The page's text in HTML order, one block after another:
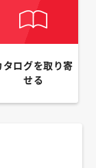
タログを取り寄
せる